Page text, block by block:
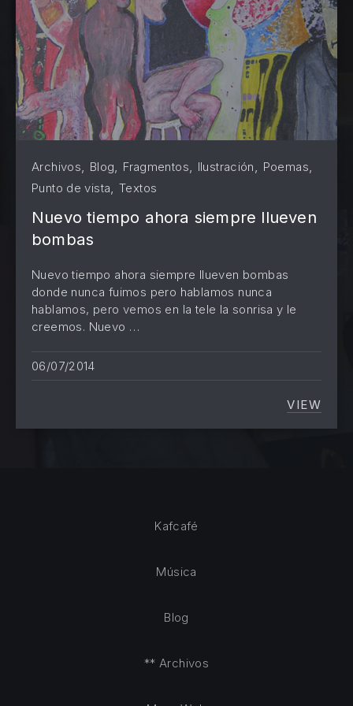
Archivos, Blog, Fragmentos, Ilustración, Poemas,
Punto de vista,Textos
Nuevo tiempo ahora siempre llueven
bombas
Nuevo tiempo ahora siempre llueven bombas
donde nunca fuimos pero hablamos nunca
hablamos, pero vemos en la tele la sonrisa y le
creemos. Nuevo …
06/07/2014
VIEW
Kafcafé
Música
Blog
** Archivos
PREVIOUS